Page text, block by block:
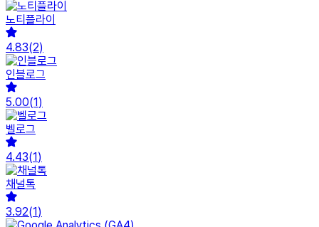
노티플라이
4.83(2)
인블로그
5.00(1)
벨로그
4.43(1)
채널톡
3.92(1)